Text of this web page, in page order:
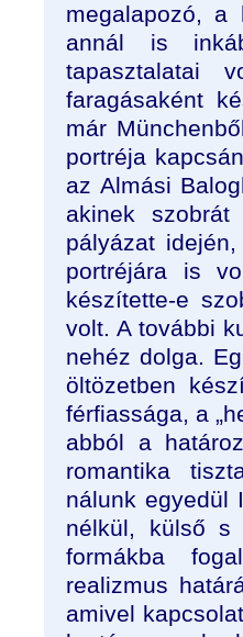
megalapozó, a
annál is
tapasztalatai
faragásaként
már
portréja
az Almási
akinek
pályázat
portréjára is
készítette-e
volt. A további
nehéz dolga.
öltözetben
férfiassága, a
abból a
romantika
nálunk egyedül
nélkül, külső s
formákba
realizmus
amivel